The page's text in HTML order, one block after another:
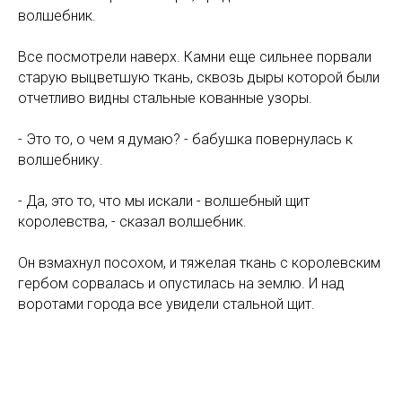
волшебник.
Все посмотрели наверх. Камни еще сильнее порвали
старую выцветшую ткань, сквозь дыры которой были
отчетливо видны стальные кованные узоры.
- Это то, о чем я думаю? - бабушка повернулась к
волшебнику.
- Да, это то, что мы искали - волшебный щит
королевства, - сказал волшебник.
Он взмахнул посохом, и тяжелая ткань с королевским
гербом сорвалась и опустилась на землю. И над
воротами города все увидели стальной щит.